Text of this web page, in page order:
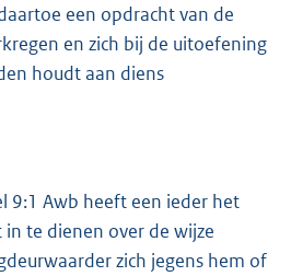
een opdracht van de
en zich bij de uitoefening
houdt aan diens
9:1 Awb heeft een ieder het
te dienen over de wijze
zich jegens hem of